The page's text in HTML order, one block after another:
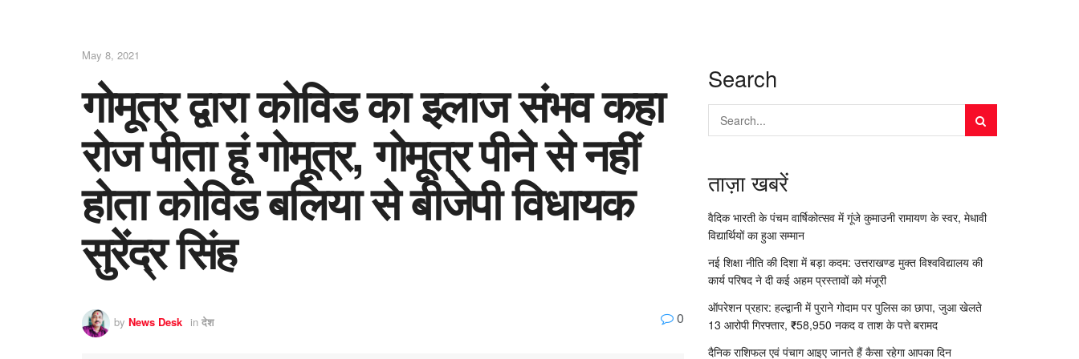
May 8, 2021
गोमूत्र द्वारा कोविड का इलाज संभव कहा
रोज पीता हूं गोमूत्र, गोमूत्र पीने से नहीं
होता कोविड बलिया से बीजेपी विधायक
सुरेंद्र सिंह
by News Desk in देश 0
Search
ताज़ा खबरें
वैदिक भारती के पंचम वार्षिकोत्सव में गूंजे कुमाउनी रामायण के स्वर, मेधावी
विद्यार्थियों का हुआ सम्मान
नई शिक्षा नीति की दिशा में बड़ा कदम: उत्तराखण्ड मुक्त विश्वविद्यालय की
कार्य परिषद ने दी कई अहम प्रस्तावों को मंजूरी
ऑपरेशन प्रहार: हल्द्वानी में पुराने गोदाम पर पुलिस का छापा, जुआ खेलते
13 आरोपी गिरफ्तार, ₹58,950 नकद व ताश के पत्ते बरामद
दैनिक राशिफल एवं पंचाग आइए जानते हैं कैसा रहेगा आपका दिन